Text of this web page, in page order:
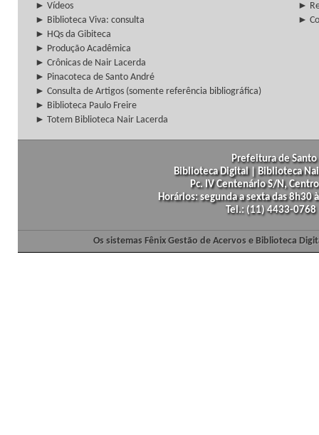
► Vídeos
►
► Biblioteca Viva: consulta
►
► HQs da Gibiteca
► Produção Acadêmica
► Crônicas de Nair Lacerda
► Pinacoteca de Santo André
► Consulta de Artigos (somente referência bibliográfica)
► Biblioteca Paulo Freire
► Totem Biblioteca Nair Lacerda
Prefeitura de
Biblioteca Digital | Biblioteca
Pc. IV Centenário S/N,
Horários: segunda a sexta das
Tel.: (11) 4433-
Os sistemas Fênix Gestão de Acervos e Biblioteca